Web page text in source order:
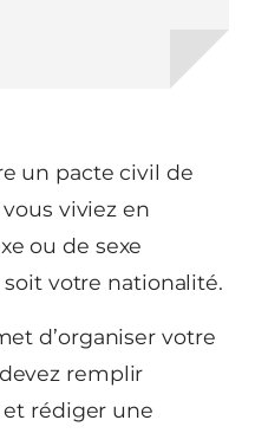
un pacte civil de
viviez en
ou de sexe
votre nationalité.
d’organiser votre
remplir
rédiger une